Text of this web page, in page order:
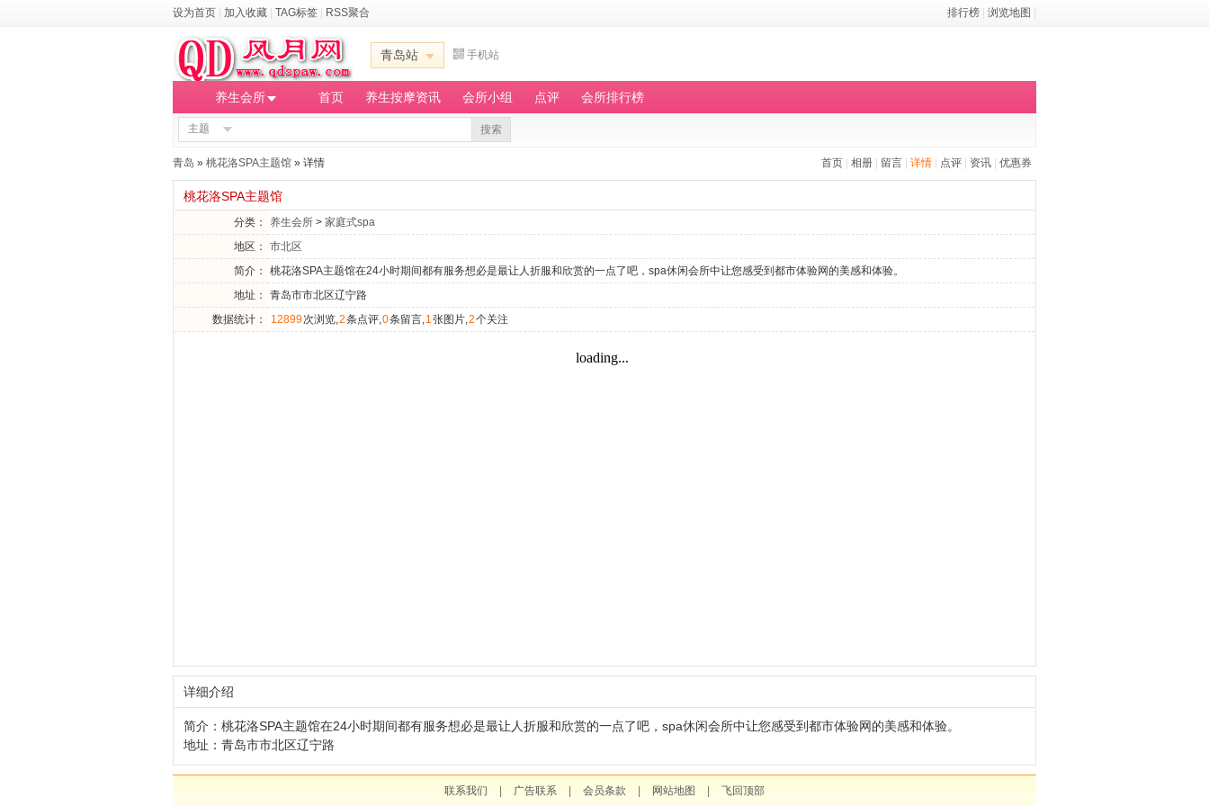
设为首页 加入收藏 TAG标签 RSS聚合 排行榜 浏览地图
青岛站 手机站
养生会所 首页 养生按摩资讯 会所小组 点评 会所排行榜
主题 搜索
首页 相册 留言 详情 点评 资讯 优惠券
青岛 » 桃花洛SPA主题馆 » 详情
桃花洛SPA主题馆
分类： 养生会所 > 家庭式spa
地区：
市北区
简介：
桃花洛SPA主题馆在24小时期间都有服务想必是最让人折服和欣赏的一点了吧，spa休闲会所中让您感受到都市体验网的美感和体验。
地址：
青岛市市北区辽宁路
数据统计：
12899次浏览,2条点评,0条留言,1张图片,2个关注
详细介绍
简介： 桃花洛SPA主题馆在24小时期间都有服务想必是最让人折服和欣赏的一点了吧，spa休闲会所中让您感受到都市体验网的美感和体验。
地址：青岛市市北区辽宁路
联系我们 广告联系 会员条款 网站地图 飞回顶部